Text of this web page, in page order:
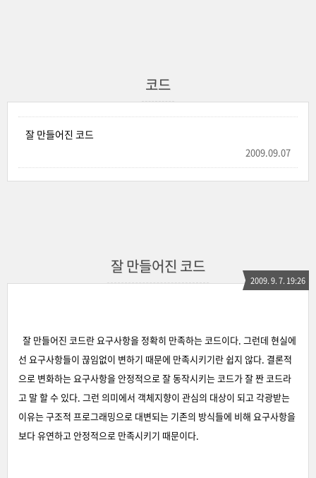
코드
잘 만들어진 코드
2009.09.07
잘 만들어진 코드
2009. 9. 7. 19:26
잘 만들어진 코드란 요구사항을 정확히 만족하는 코드이다. 그런데 현실에
선 요구사항들이 끊임없이 변하기 때문에 만족시키기란 쉽지 않다. 결론적
으로 변화하는 요구사항을 안정적으로 잘 동작시키는 코드가 잘 짠 코드라
고 말 할 수 있다. 그런 의미에서 객체지향이 관심의 대상이 되고 각광받는
이유는 구조적 프로그래밍으로 대변되는 기존의 방식들에 비해 요구사항을
보다 유연하고 안정적으로 만족시키기 때문이다.